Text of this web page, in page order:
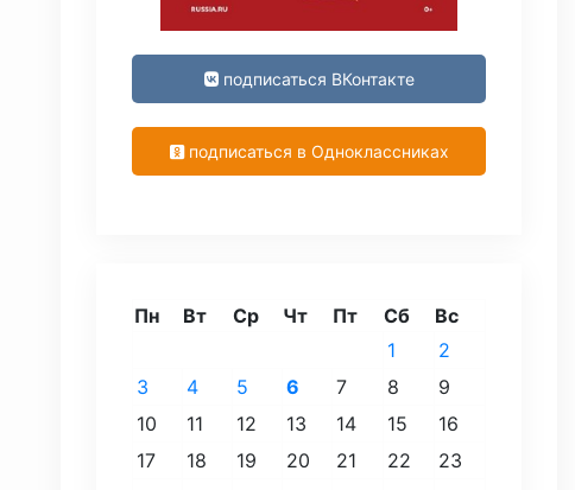
подписаться ВКонтакте
подписаться в Одноклассниках
Пн Вт Ср Чт Пт Сб
Вс
1
2
3
4 5 6 7 8
9
10
11 12 13 14 15
16
17
18 19 20 21 22
23